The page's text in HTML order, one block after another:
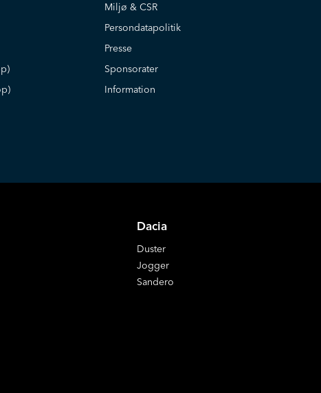
Miljø & CSR
Persondatapolitik
Presse
Sponsorater
Information
Dacia
Duster
Jogger
Sandero